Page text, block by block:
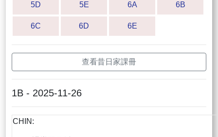
5D 5E 6A 6B
6C 6D 6E
查看昔日家課冊
1B - 2025-11-26
CHIN: